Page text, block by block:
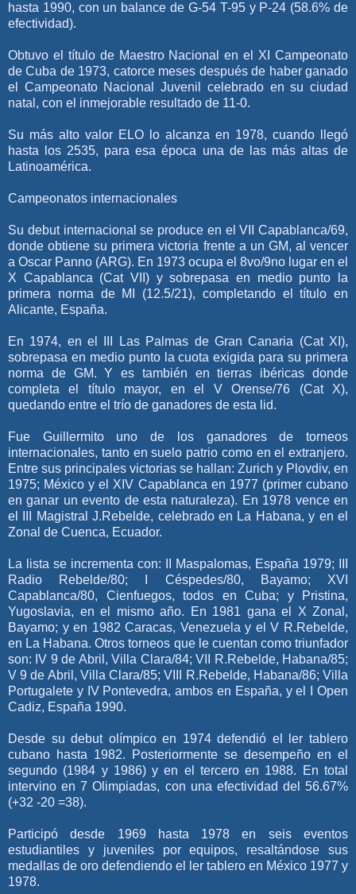
hasta 1990, con un balance de G-54 T-95 y P-24 (58.6% de
efectividad).
Obtuvo el título de Maestro Nacional en el XI Campeonato
de Cuba de 1973, catorce meses después de haber ganado
el Campeonato Nacional Juvenil celebrado en su ciudad
natal, con el inmejorable resultado de 11-0.
Su más alto valor ELO lo alcanza en 1978, cuando llegó
hasta los 2535, para esa época una de las más altas de
Latinoamérica.
Campeonatos internacionales
Su debut internacional se produce en el VII Capablanca/69,
donde obtiene su primera victoria frente a un GM, al vencer
a Oscar Panno (ARG). En 1973 ocupa el 8vo/9no lugar en el
X Capablanca (Cat VII) y sobrepasa en medio punto la
primera norma de MI (12.5/21), completando el título en
Alicante, España.
En 1974, en el III Las Palmas de Gran Canaria (Cat XI),
sobrepasa en medio punto la cuota exigida para su primera
norma de GM. Y es también en tierras ibéricas donde
completa el título mayor, en el V Orense/76 (Cat X),
quedando entre el trío de ganadores de esta lid.
Fue Guillermito uno de los ganadores de torneos
internacionales, tanto en suelo patrio como en el extranjero.
Entre sus principales victorias se hallan: Zurich y Plovdiv, en
1975; México y el XIV Capablanca en 1977 (primer cubano
en ganar un evento de esta naturaleza). En 1978 vence en
el III Magistral J.Rebelde, celebrado en La Habana, y en el
Zonal de Cuenca, Ecuador.
La lista se incrementa con: II Maspalomas, España 1979; III
Radio Rebelde/80; I Céspedes/80, Bayamo; XVI
Capablanca/80, Cienfuegos, todos en Cuba; y Pristina,
Yugoslavia, en el mismo año. En 1981 gana el X Zonal,
Bayamo; y en 1982 Caracas, Venezuela y el V R.Rebelde,
en La Habana. Otros torneos que le cuentan como triunfador
son: IV 9 de Abril, Villa Clara/84; VII R.Rebelde, Habana/85;
V 9 de Abril, Villa Clara/85; VIII R.Rebelde, Habana/86; Villa
Portugalete y IV Pontevedra, ambos en España, y el I Open
Cadiz, España 1990.
Desde su debut olímpico en 1974 defendió el ler tablero
cubano hasta 1982. Posteriormente se desempeño en el
segundo (1984 y 1986) y en el tercero en 1988. En total
intervino en 7 Olimpiadas, con una efectividad del 56.67%
(+32 -20 =38).
Participó desde 1969 hasta 1978 en seis eventos
estudiantiles y juveniles por equipos, resaltándose sus
medallas de oro defendiendo el ler tablero en México 1977 y
1978.